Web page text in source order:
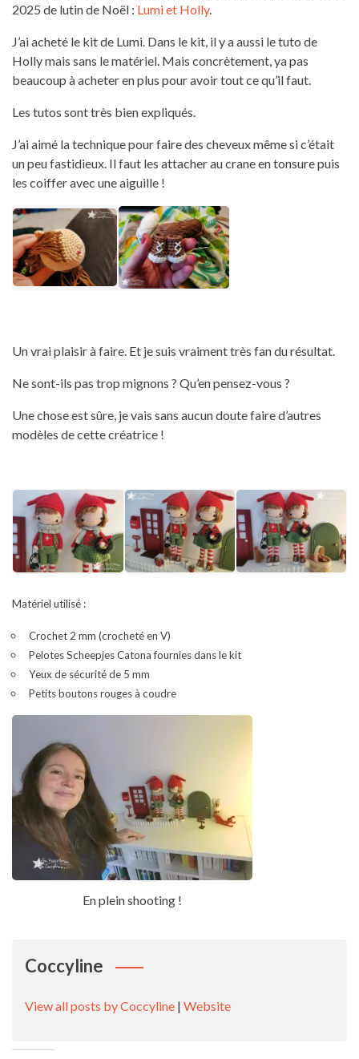
2025 de lutin de Noël : Lumi et Holly.
J’ai acheté le kit de Lumi. Dans le kit, il y a aussi le tuto de
Holly mais sans le matériel. Mais concrètement, ya pas
beaucoup à acheter en plus pour avoir tout ce qu’il faut.
Les tutos sont très bien expliqués.
J’ai aimé la technique pour faire des cheveux même si c’était
un peu fastidieux. Il faut les attacher au crane en tonsure puis
les coiffer avec une aiguille !
Un vrai plaisir à faire. Et je suis vraiment très fan du résultat.
Ne sont-ils pas trop mignons ? Qu’en pensez-vous ?
Une chose est sûre, je vais sans aucun doute faire d’autres
modèles de cette créatrice !
Matériel utilisé :
Crochet 2 mm (crocheté en V)
Pelotes Scheepjes Catona fournies dans le kit
Yeux de sécurité de 5 mm
Petits boutons rouges à coudre
En plein shooting !
Coccyline
View all posts by Coccyline | Website